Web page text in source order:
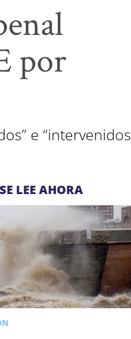
por
e “intervenidos
LEE AHORA